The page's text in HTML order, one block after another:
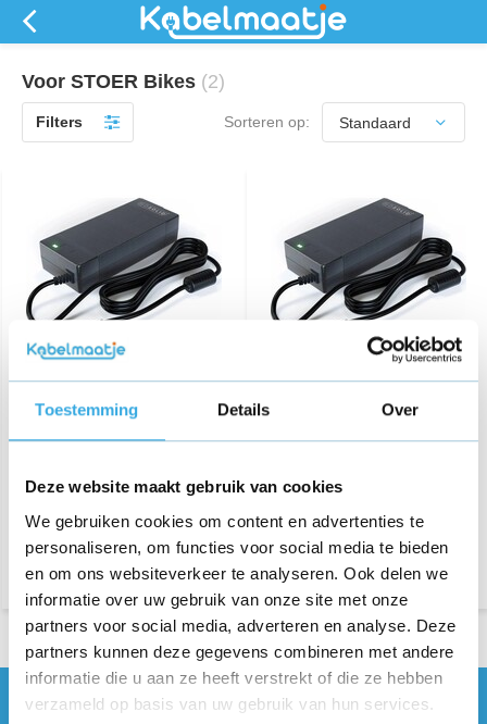
Toestemming Details Over
Deze website maakt gebruik van cookies
We gebruiken cookies om content en advertenties te
personaliseren, om functies voor social media te bieden
en om ons websiteverkeer te analyseren. Ook delen we
informatie over uw gebruik van onze site met onze
partners voor social media, adverteren en analyse. Deze
partners kunnen deze gegevens combineren met andere
informatie die u aan ze heeft verstrekt of die ze hebben
verzameld op basis van uw gebruik van hun services.
Voor STOER Bikes (2)
Filters Sorteren op:
Oplader voor STOER Bikes
S1+ fatbike
Morgen in huis
Oplader voor EB2 fatbike
Morgen in huis
Vragen of meer informatie?